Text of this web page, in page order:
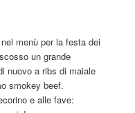
menù per la festa dei
un grande
nuovo a ribs di maiale
smokey beef.
e alle fave: